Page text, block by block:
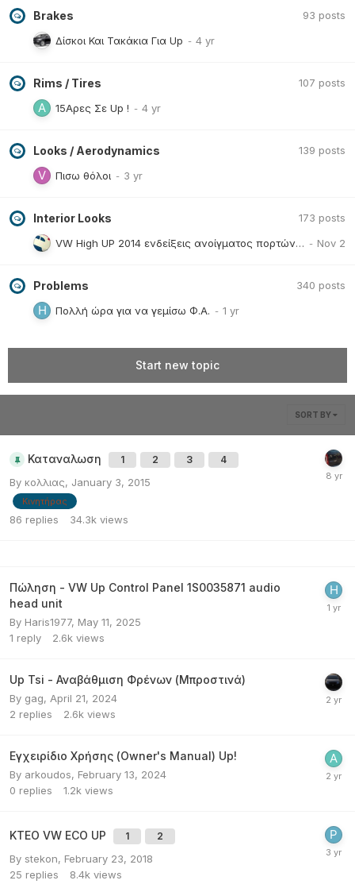
Brakes 93 posts
Δίσκοι Και Τακάκια Για Up
Rims / Tires 107 posts
15Αρες Σε Up !
Looks / Aerodynamics 139 posts
Πισω θόλοι
Interior Looks 173 posts
VW High UP 2014 ενδείξεις ανοίγματος πορτών στο Garmin Map and More
Problems 340 posts
Πολλή ώρα για να γεμίσω Φ.Α.
Start new topic
SORT BY
Καταναλωση 1 2 3 4
By κολλιας, January 3, 2015
Κινητήρας
86 replies 34.3k views
Πώληση - VW Up Control Panel 1S0035871 audio
head unit
By Haris1977, May 11, 2025
1 reply 2.6k views
Up Tsi - Αναβάθμιση Φρένων (Μπροστινά)
By gag, April 21, 2024
2 replies 2.6k views
Εγχειρίδιο Χρήσης (Owner's Manual) Up!
By arkoudos, February 13, 2024
0 replies 1.2k views
ΚΤΕΟ VW ECO UP 1 2
By stekon, February 23, 2018
25 replies 8.4k views